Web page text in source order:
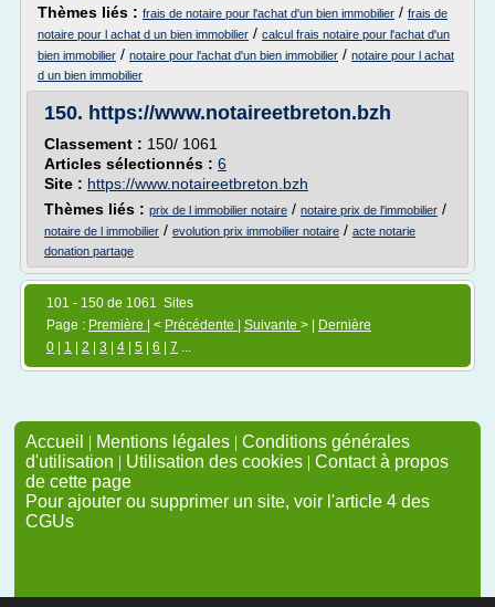
Thèmes liés : frais de notaire pour l'achat d'un bien immobilier / frais de
notaire pour l achat d un bien immobilier / calcul frais notaire pour l'achat d'un
bien immobilier / notaire pour l'achat d'un bien immobilier / notaire pour l achat
d un bien immobilier
150. https://www.notaireetbreton.bzh
Classement : 150/ 1061
Articles sélectionnés : 6
Site : https://www.notaireetbreton.bzh
Thèmes liés : prix de l immobilier notaire / notaire prix de l'immobilier /
notaire de l immobilier / evolution prix immobilier notaire / acte notarie
donation partage
101 - 150 de 1061 Sites
Page : Première | < Précédente Suivante > |
Dernière
0
1 2 3 4 5 6 7 ...
Accueil | Mentions légales | Conditions générales
d'utilisation | Utilisation des cookies | Contact à propos
de cette page
Pour ajouter ou supprimer un site, voir l'article 4 des
CGUs